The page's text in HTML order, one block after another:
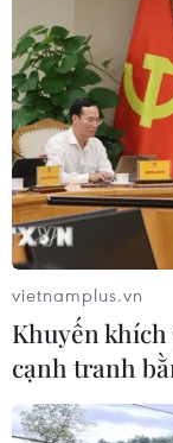
vietnamplus.vn
Khuyến khích
cạnh tranh